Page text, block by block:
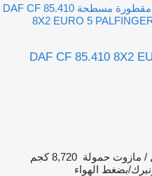
عربة مقطورة مسطحة DAF CF 85.410
8X2 EURO 5
DAF CF 85.410 8X2
/ مازوت حمولة 8,720 كجم
بضغط الهواء